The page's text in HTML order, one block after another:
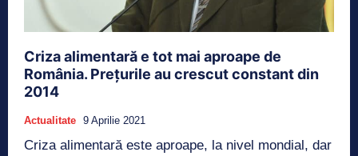
Criza alimentară e tot mai aproape de
România. Prețurile au crescut constant din
2014
Actualitate 9 Aprilie 2021
Criza alimentară este aproape, la nivel mondial, dar